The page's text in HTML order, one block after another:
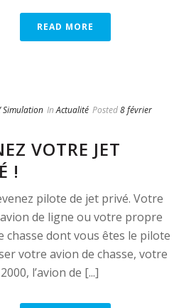
READ MORE
Simulation In Actualité Posted8 février
VOTRE JET
!
pilote de jet privé. Votre
de ligne ou votre propre
chasse dont vous êtes le pilote
votre avion de chasse, votre
l’avion de [...]